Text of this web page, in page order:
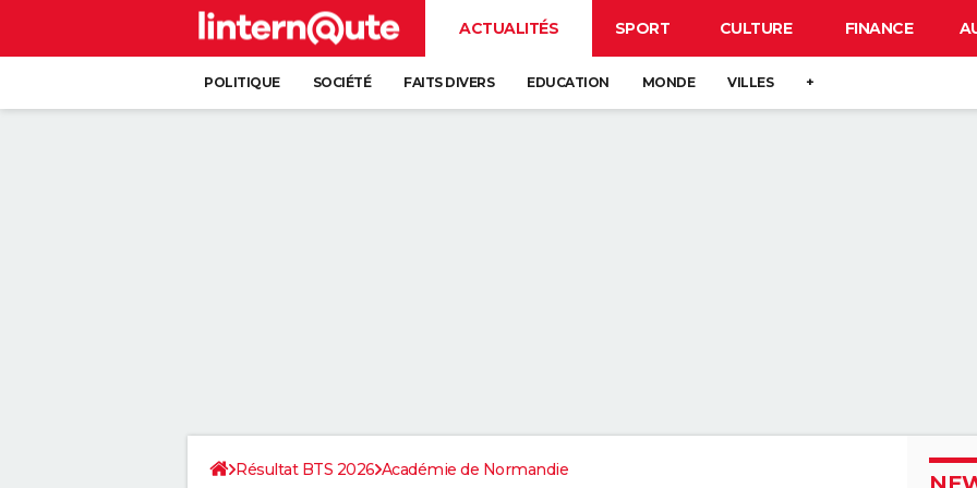
ACTUALITÉS SPORT CULTURE FINANCE
POLITIQUE SOCIÉTÉ FAITS DIVERS EDUCATION MONDE VILLES +
Résultat BTS 2026 Académie de Normandie